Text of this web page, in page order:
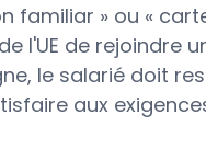
familiar » ou «
l'UE de rejoindre
le salarié doit
aux